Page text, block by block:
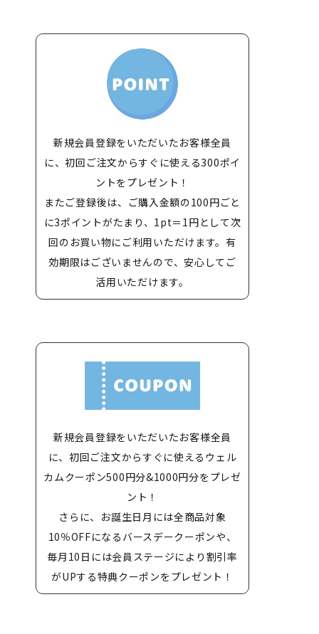
新規会員登録をいただいたお客様全員
に、初回ご注文からすぐに使える300ポイ
ントをプレゼント！
またご登録後は、ご購入金額の100円ごと
に3ポイントがたまり、1pt＝1円として次
回のお買い物にご利用いただけます。有
効期限はございませんので、安心してご
活用いただけます。
新規会員登録をいただいたお客様全員
に、初回ご注文からすぐに使えるウェル
カムクーポン500円分&1000円分をプレゼ
ント！
さらに、お誕生日月には全商品対象
10％OFFになるバースデークーポンや、
毎月10日には会員ステージにより割引率
がUPする特典クーポンをプレゼント！